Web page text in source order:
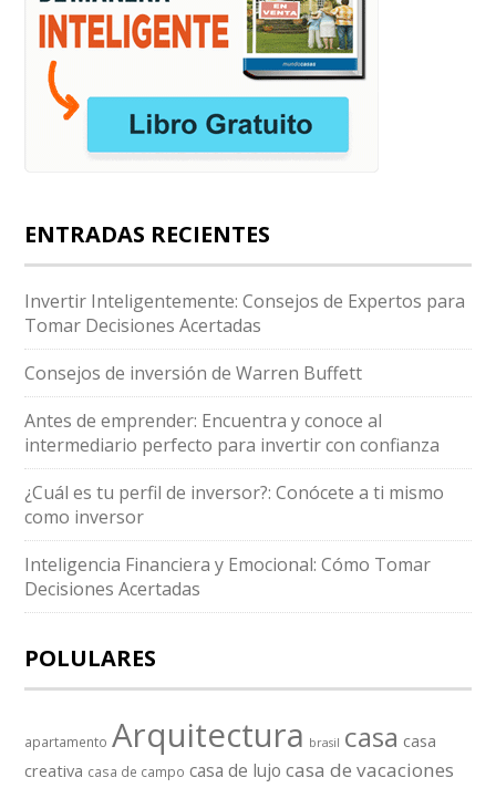
ENTRADAS RECIENTES
Invertir Inteligentemente: Consejos de Expertos para
Tomar Decisiones Acertadas
Consejos de inversión de Warren Buffett
Antes de emprender: Encuentra y conoce al
intermediario perfecto para invertir con confianza
¿Cuál es tu perfil de inversor?: Conócete a ti mismo
como inversor
Inteligencia Financiera y Emocional: Cómo Tomar
Decisiones Acertadas
POLULARES
apartamento Arquitectura brasil casa casa
creativa casa de campo casa de lujo casa de vacaciones